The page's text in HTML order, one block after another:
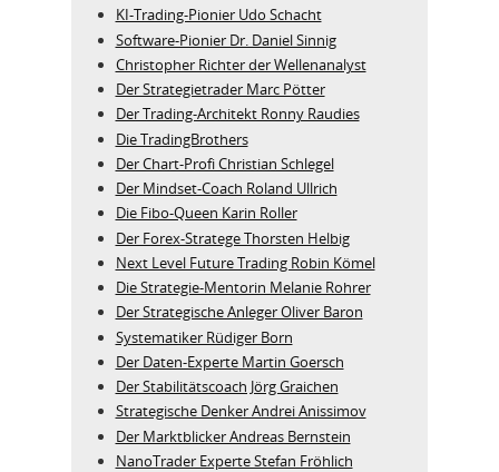
KI-Trading-Pionier Udo Schacht
Software-Pionier Dr. Daniel Sinnig
Christopher Richter der Wellenanalyst
Der Strategietrader Marc Pötter
Der Trading-Architekt Ronny Raudies
Die TradingBrothers
Der Chart-Profi Christian Schlegel
Der Mindset-Coach Roland Ullrich
Die Fibo-Queen Karin Roller
Der Forex-Stratege Thorsten Helbig
Next Level Future Trading Robin Kömel
Die Strategie-Mentorin Melanie Rohrer
Der Strategische Anleger Oliver Baron
Systematiker Rüdiger Born
Der Daten-Experte Martin Goersch
Der Stabilitätscoach Jörg Graichen
Strategische Denker Andrei Anissimov
Der Marktblicker Andreas Bernstein
NanoTrader Experte Stefan Fröhlich